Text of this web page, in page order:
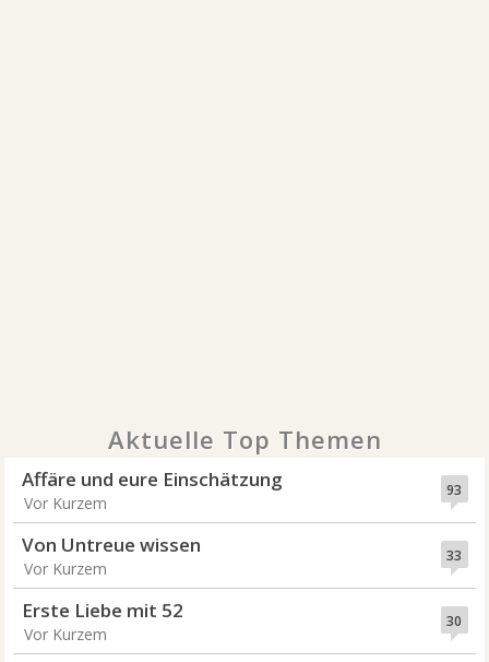
Aktuelle Top Themen
93
Affäre und eure Einschätzung
Vor Kurzem
33
Von Untreue wissen
Vor Kurzem
30
Erste Liebe mit 52
Vor Kurzem